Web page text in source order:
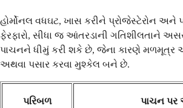
હોર્મોનલ વધઘટ, ખાસ કરીને પ્રોજેસ્ટેરોન અને
ફેરફારો, સીધા જ આંતરડાની ગતિશીલતાને
પાચનને ધીમું કરી શકે છે, જેના કારણે મળમૂત્ર
અથવા પસાર કરવા મુશ્કેલ બને છે.
પરિબળ પાચન પર